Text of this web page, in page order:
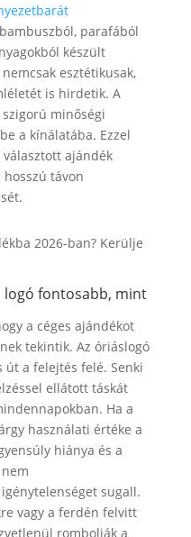
parafából
készült
esztétikusak,
is hirdetik. A
minőségi
a kínálatába. Ezzel
ajándék
távon
logó fontosabb, mint
a céges ajándékot
tekintik. Az óriáslogó
a felejtés felé. Senki
ellátott táskát
Ha a
használati értéke a
hiánya és a
sugall.
vagy a ferdén felvitt
rombolják a